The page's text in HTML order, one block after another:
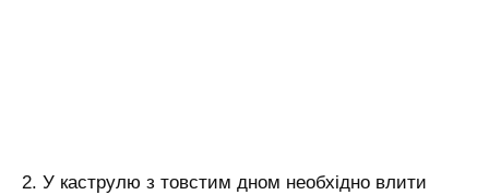
2. У каструлю з товстим дном необхідно влити